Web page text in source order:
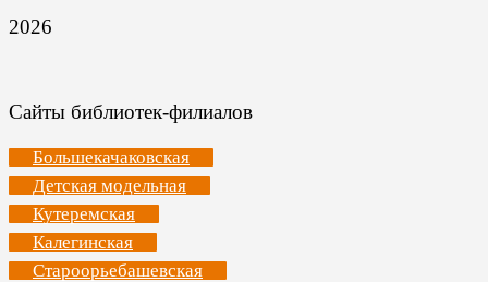
2026
Сайты библиотек-филиалов
Большекачаковская
Детская модельная
Кутеремская
Калегинская
Староорьебашевская